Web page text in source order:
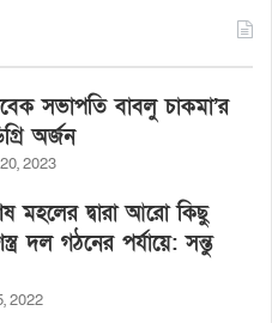
সভাপতি বাবলু চাকমা’র
অর্জন
2023
মহলের দ্বারা আরো কিছু
দল গঠনের পর্যায়ে: সন্তু
2022